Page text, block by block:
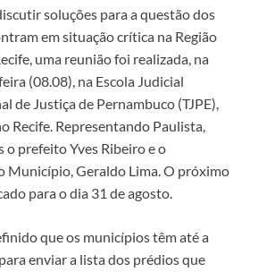
dI
n
soluções para a questão dos
em situação crítica na Região
uma reunião foi realizada, na
(08.08), na Escola Judicial
de Justiça de Pernambuco (TJPE),
Recife. Representando Paulista,
o prefeito Yves Ribeiro e o
Município, Geraldo Lima. O próximo
para o dia 31 de agosto.
que os municípios têm até a
enviar a lista dos prédios que